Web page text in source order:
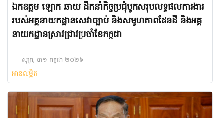
ឯកឧត្តម ឡោក ឆាយ ដឹកនាំកិច្ចប្រជុំបូកសរុបលទ្ធផលការងារ
របស់អគ្គនាយកដ្ឋានសេវាច្បាប់ និងសមូហភាពដែនដី និងអគ្គ
នាយកដ្ឋានស្រាវជ្រាវប្រចាំខែកក្កដា
សុក្រ, ៣១ កក្កដា ២០២៦
អានលម្អិត